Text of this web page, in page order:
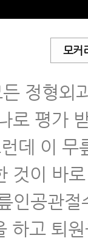
군, 허리디
사통과 마
모커
정형외
로 평가
데 이 무
것이 바
인공관절
하고 퇴